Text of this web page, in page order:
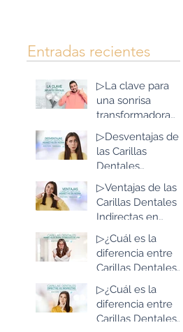
Entradas recientes
▷La clave para
una sonrisa
transformadora
con Implantes
Dentales y todo en
Bogotá, Colombia
▷Desventajas de
las Carillas
Dentales
Indirectas en
Resina de Alta
Estética: Lo que
▷Ventajas de las
Carillas Dentales
Indirectas en
Resina de Alta
Estética: Lo que
debes saber
▷¿Cuál es la
diferencia entre
Carillas Dentales
Indirectas en
Resina de Alta
Estética y las de
▷¿Cuál es la
diferencia entre
Carillas Dentales